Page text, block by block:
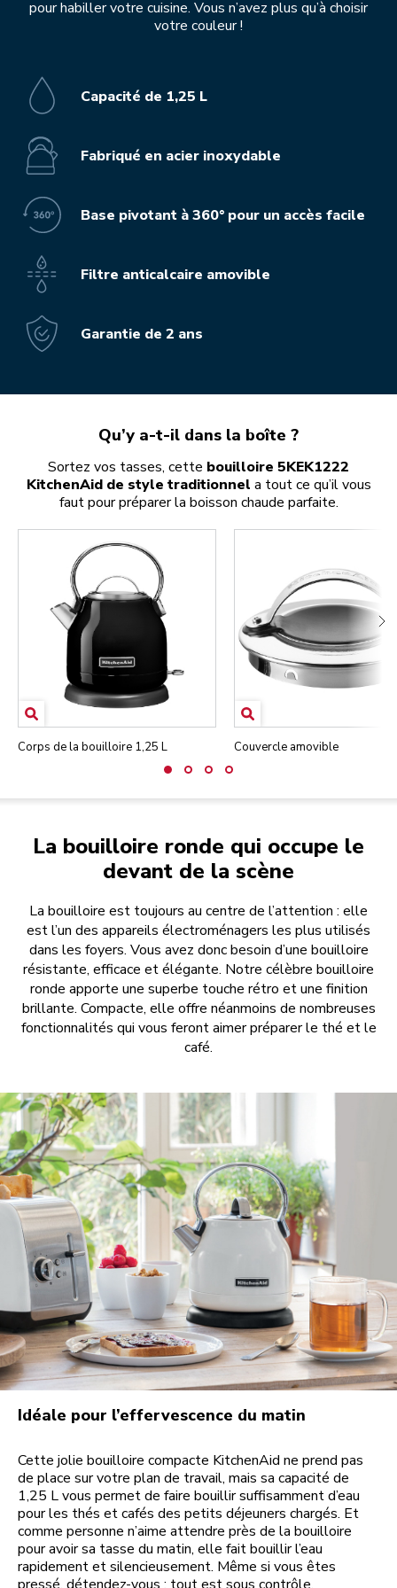
pour habiller votre cuisine. Vous n’avez plus qu’à choisir
votre couleur !
Capacité de 1,25 L
Fabriqué en acier inoxydable
Base pivotant à 360° pour un accès facile
Filtre anticalcaire amovible
Garantie de 2 ans
Qu’y a-t-il dans la boîte ?
Sortez vos tasses, cette bouilloire 5KEK1222
KitchenAid de style traditionnel a tout ce qu’il vous
faut pour préparer la boisson chaude parfaite.
Corps de la bouilloire 1,25 L Couvercle amovible
La bouilloire ronde qui occupe le
devant de la scène
La bouilloire est toujours au centre de l’attention : elle
est l’un des appareils électroménagers les plus utilisés
dans les foyers. Vous avez donc besoin d’une bouilloire
résistante, efficace et élégante. Notre célèbre bouilloire
ronde apporte une superbe touche rétro et une finition
brillante. Compacte, elle offre néanmoins de nombreuses
fonctionnalités qui vous feront aimer préparer le thé et le
café.
Idéale pour l’effervescence du matin
Cette jolie bouilloire compacte KitchenAid ne prend pas
de place sur votre plan de travail, mais sa capacité de
1,25 L vous permet de faire bouillir suffisamment d’eau
pour les thés et cafés des petits déjeuners chargés. Et
comme personne n’aime attendre près de la bouilloire
pour avoir sa tasse du matin, elle fait bouillir l’eau
rapidement et silencieusement. Même si vous êtes